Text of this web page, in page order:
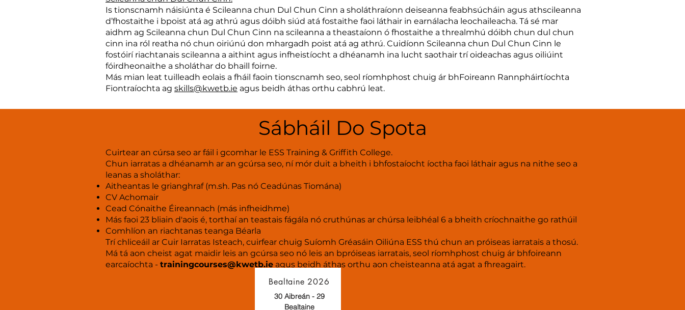
Is tionscnamh náisiúnta é Scileanna chun Dul Chun Cinn a sholáthraíonn deiseanna feabhsúcháin agus athscileanna
d’fhostaithe i bpoist atá ag athrú agus dóibh siúd atá fostaithe faoi láthair in earnálacha leochaileacha. Tá sé mar
aidhm ag Scileanna chun Dul Chun Cinn na scileanna a theastaíonn ó fhostaithe a threalmhú dóibh chun dul chun
cinn ina ról reatha nó chun oiriúnú don mhargadh poist atá ag athrú. Cuidíonn Scileanna chun Dul Chun Cinn le
fostóirí riachtanais scileanna a aithint agus infheistíocht a dhéanamh ina lucht saothair trí oideachas agus oiliúint
fóirdheonaithe a sholáthar do bhaill foirne.
Más mian leat tuilleadh eolais a fháil faoin tionscnamh seo, seol ríomhphost chuig ár bhFoireann Rannpháirtíochta
Fiontraíochta ag skills@kwetb.ie agus beidh áthas orthu cabhrú leat.
Sábháil Do Spota
Cuirtear an cúrsa seo ar fáil i gcomhar le ESS Training & Griffith College.
Chun iarratas a dhéanamh ar an gcúrsa seo, ní mór duit a bheith i bhfostaíocht íoctha faoi láthair agus na nithe seo a
leanas a sholáthar:
Aitheantas le grianghraf (m.sh. Pas nó Ceadúnas Tiomána)
CV Achomair
Cead Cónaithe Éireannach (más infheidhme)
Más faoi 23 bliain d'aois é, torthaí an teastais fágála nó cruthúnas ar chúrsa leibhéal 6 a bheith críochnaithe go rathúil
Comhlíon an riachtanas teanga Béarla
Trí chliceáil ar Cuir Iarratas Isteach, cuirfear chuig Suíomh Gréasáin Oiliúna ESS thú chun an próiseas iarratais a thosú.
Má tá aon cheist agat maidir leis an gcúrsa seo nó leis an bpróiseas iarratais, seol ríomhphost chuig ár bhfoireann
earcaíochta - trainingcourses@kwetb.ie agus beidh áthas orthu aon cheisteanna atá agat a fhreagairt.
Bealtaine 2026
30 Aibreán - 29
Bealtaine